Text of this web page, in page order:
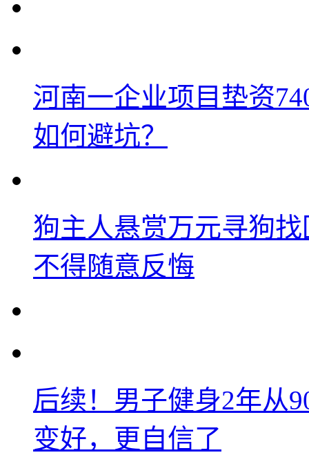
河南一企业项目垫资
如何避坑？
狗主人悬赏万元寻狗
不得随意反悔
后续！男子健身2年从
变好，更自信了